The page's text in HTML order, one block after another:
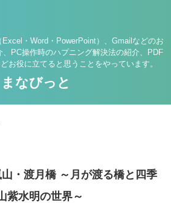
・Word・PowerPoint）、Gmailなどのお
PC操作時のハプニング解決法の紹介、PDF
お役に立てると思うことをやっています。
まなびっと
山・渡月橋 ～月が渡る橋と四季
紫水明の世界～